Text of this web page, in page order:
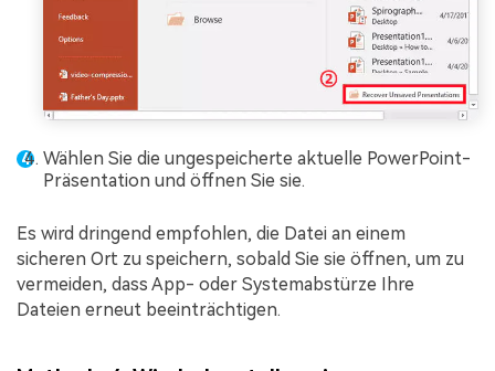
Wählen Sie die ungespeicherte aktuelle PowerPoint-
Präsentation und öffnen Sie sie.
Es wird dringend empfohlen, die Datei an einem
sicheren Ort zu speichern, sobald Sie sie öffnen, um zu
vermeiden, dass App- oder Systemabstürze Ihre
Dateien erneut beeinträchtigen.